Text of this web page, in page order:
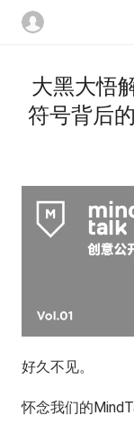
大黑大悟
符号背后
好久不见。
怀念我们的